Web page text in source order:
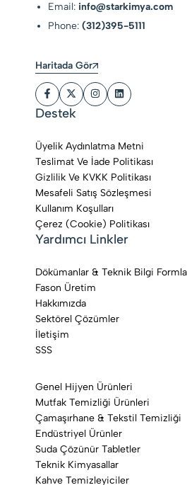
Email: info@starkimya.com
Phone:(312)395-5111
Haritada Gör
Destek
Üyelik Aydınlatma Metni
Teslimat Ve İade Politikası
Gizlilik Ve KVKK Politikası
Mesafeli Satış Sözleşmesi
Kullanım Koşulları
Çerez (Cookie) Politikası
Yardımcı Linkler
Dökümanlar & Teknik Bilgi
Fason Üretim
Hakkımızda
Sektörel Çözümler
İletişim
SSS
Genel Hijyen Ürünleri
Mutfak Temizliği Ürünleri
Çamaşırhane & Tekstil Temizliği
Endüstriyel Ürünler
Suda Çözünür Tabletler
Teknik Kimyasallar
Kahve Temizleyiciler